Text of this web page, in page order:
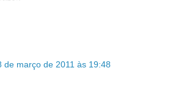
de março de 2011 às 19:48